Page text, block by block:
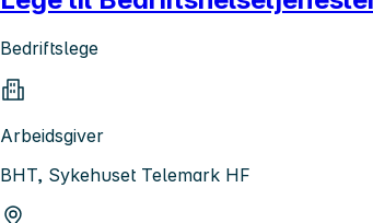
Bedriftslege
Arbeidsgiver
BHT, Sykehuset Telemark HF